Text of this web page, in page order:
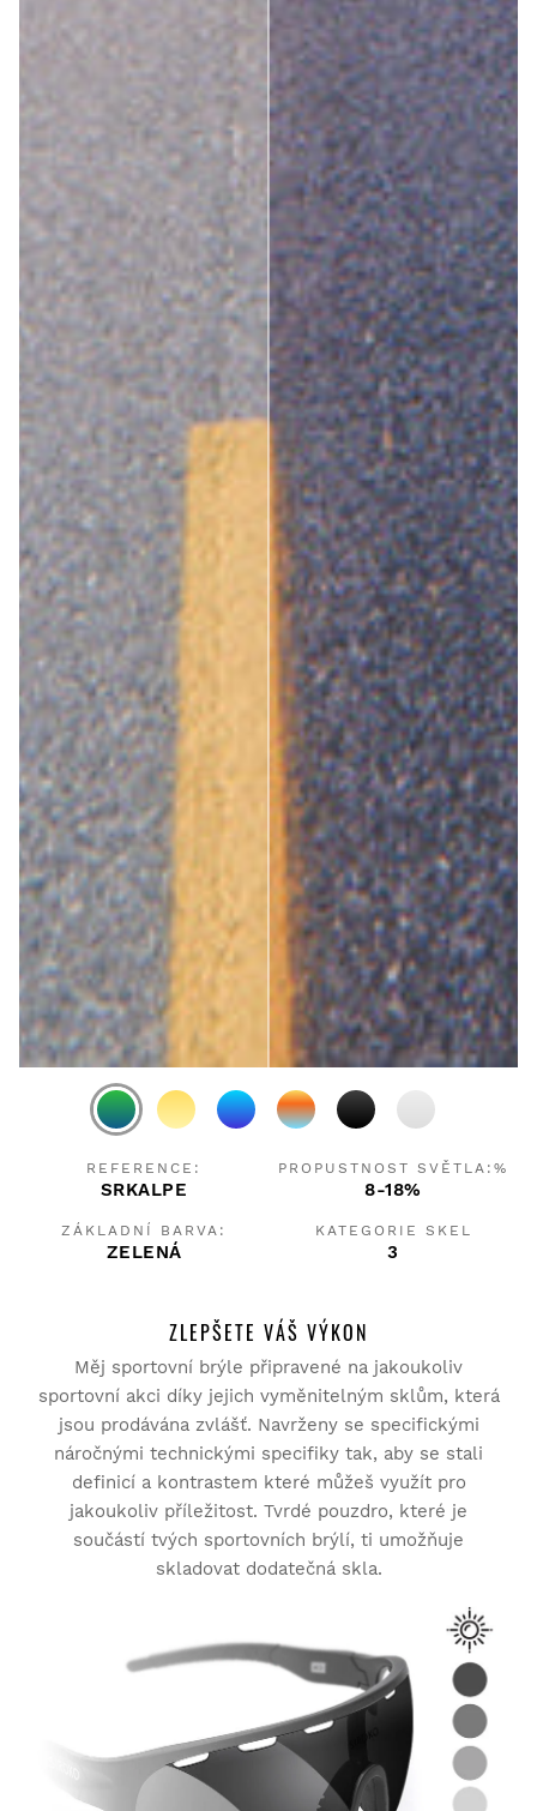
REFERENCE:
SRKALPE
PROPUSTNOST SVĚTLA:%
8-18%
ZÁKLADNÍ BARVA:
ZELENÁ
KATEGORIE SKEL
3
ZLEPŠETE VÁŠ VÝKON
Měj sportovní brýle připravené na jakoukoliv
sportovní akci díky jejich vyměnitelným sklům, která
jsou prodávána zvlášť. Navrženy se specifickými
náročnými technickými specifiky tak, aby se stali
definicí a kontrastem které můžeš využít pro
jakoukoliv příležitost. Tvrdé pouzdro, které je
součástí tvých sportovních brýlí, ti umožňuje
skladovat dodatečná skla.